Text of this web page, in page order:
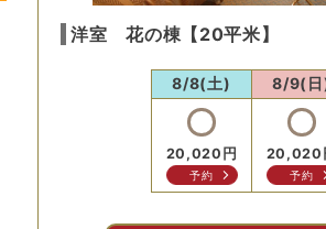
洋室 花の棟【20平米】
8/8(土)
20,020 円
予約
8/9(日
20,020
予約